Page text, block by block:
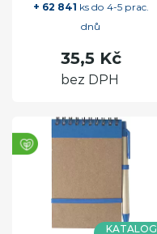
+ 62 841 ks do 4-5 prac.
dnů
35,5 Kč
bez DPH
KATALOG